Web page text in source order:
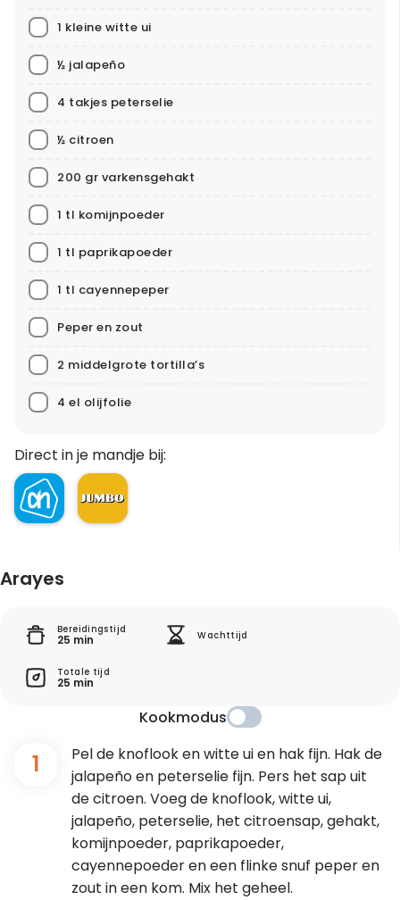
1 kleine witte ui
½ jalapeño
4 takjes peterselie
½ citroen
200 gr varkensgehakt
1 tl komijnpoeder
1 tl paprikapoeder
1 tl cayennepeper
Peper en zout
2 middelgrote tortilla’s
4 el olijfolie
Direct in je mandje bij:
Arayes
Bereidingstijd
25 min Wachttijd
Totale tijd
25 min
Kookmodus
1
Pel de knoflook en witte ui en hak fijn. Hak de
jalapeño en peterselie fijn. Pers het sap uit
de citroen. Voeg de knoflook, witte ui,
jalapeño, peterselie, het citroensap, gehakt,
komijnpoeder, paprikapoeder,
cayennepoeder en een flinke snuf peper en
zout in een kom. Mix het geheel.